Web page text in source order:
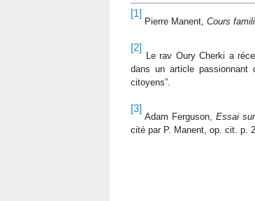
[1]
Pierre Manent, Cours
[2]
Le rav Oury Cherki a
dans un article passionnant
citoyens”.
[3]
Adam Ferguson,Essai
cité par P. Manent, op. cit. p.